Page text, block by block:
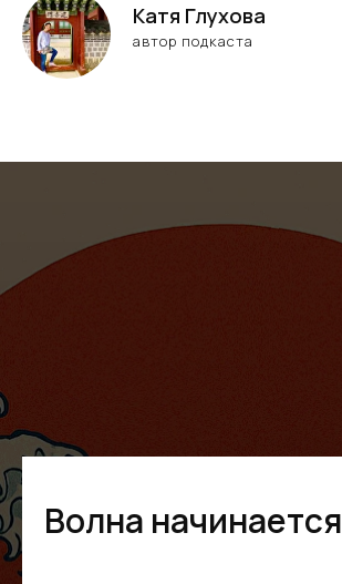
Катя Глухова
автор подкаста
Волна начинается